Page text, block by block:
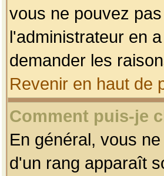
vous ne pouvez
l'administrateur en
demander les
Revenir en haut de
Comment puis-je
En général, vous
d'un rang apparaît